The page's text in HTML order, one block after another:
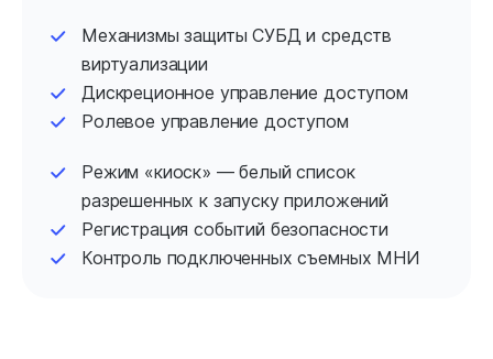
Механизмы защиты СУБД и средств
виртуализации
Дискреционное управление доступом
Ролевое управление доступом
Режим «киоск» — белый список
разрешенных к запуску приложений
Регистрация событий безопасности
Контроль подключенных съемных МНИ